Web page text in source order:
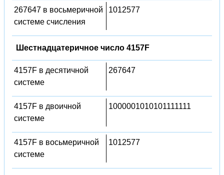
267647 в восьмеричной
системе счисления
1012577
Шестнадцатеричное число 4157F
4157F в десятичной
системе
267647
4157F в двоичной
системе
1000001010101111111
4157F в восьмеричной
системе
1012577